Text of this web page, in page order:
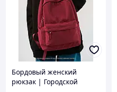
Бордовый женский
рюкзак | Городской